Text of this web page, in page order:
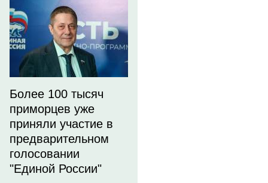
Более 100 тысяч
приморцев уже
приняли участие в
предварительном
голосовании
"Единой России"